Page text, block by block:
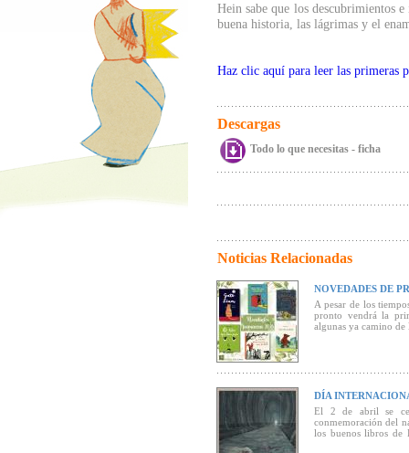
Hein sabe que los descubrimientos
buena historia, las lágrimas y el
Haz clic aquí para leer las primeras
Descargas
Todo lo que necesitas - ficha
Noticias Relacionadas
NOVEDADES DE
A pesar de los
pronto vendrá la
algunas ya camino de
DÍA
El 2 de abril se
conmemoración del
los buenos libros de